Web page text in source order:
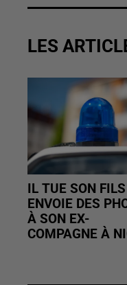
LES
IL TUE SON
ENVOIE DES
À SON EX-
COMPAGNE À